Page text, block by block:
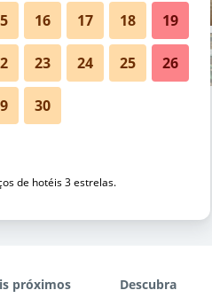
Fotos
próximos Descubra
16 17 18 19
23 24 25 26
30
de hotéis 3 estrelas.